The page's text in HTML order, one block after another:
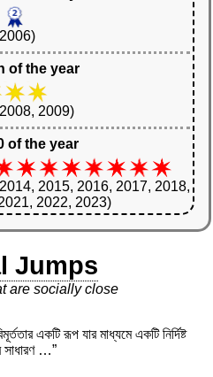
of the year
2009)
of the year
2015, 2016, 2017, 2018,
2022, 2023)
Jumps
are socially close
একটি রূপ যার মাধ্যমে একটি নির্দিষ্ট
সাধারণ …”